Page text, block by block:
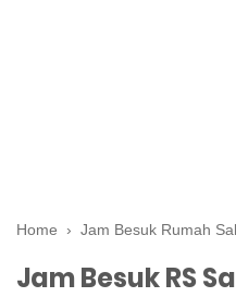
Home › Jam Besuk Rumah
Jam Besuk RS